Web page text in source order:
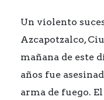
Un violento
Azcapotzalco,
mañana de este
años fue
arma de fuego.